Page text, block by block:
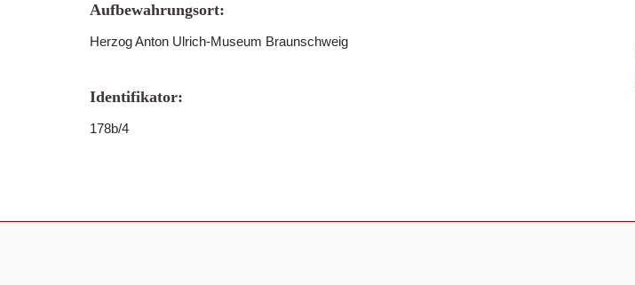
Aufbewahrungsort:
Herzog Anton Ulrich-Museum Braunschweig
Identifikator:
178b/4